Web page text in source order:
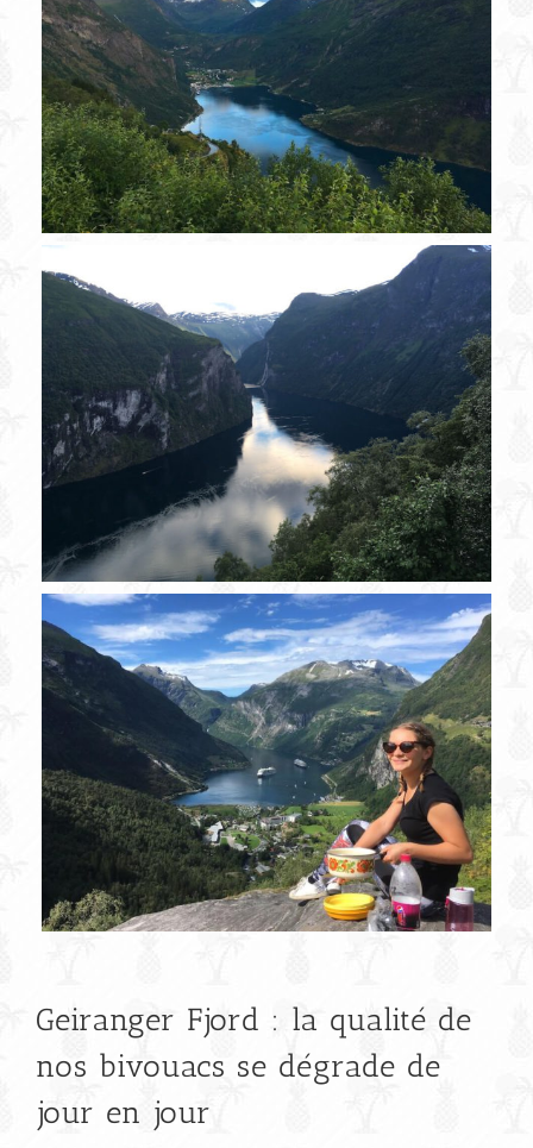
Geiranger Fjord : la qualité de
nos bivouacs se dégrade de
jour en jour